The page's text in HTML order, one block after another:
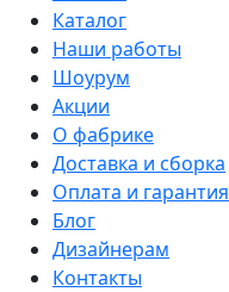
Каталог
Наши работы
Шоурум
Акции
О фабрике
Доставка и сборка
Оплата и гарантия
Блог
Дизайнерам
Контакты